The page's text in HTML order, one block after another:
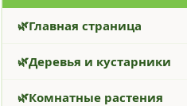
Главная страница
Деревья и кустарники
Комнатные растения